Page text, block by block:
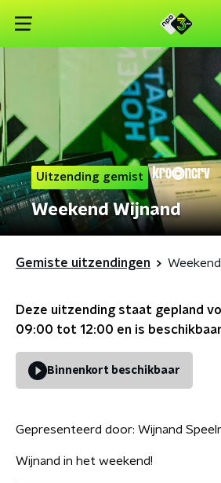
Uitzending gemist
Weekend Wijnand
Gemiste uitzendingen
Deze uitzending staat gepland
09:00 tot 12:00 en is
Binnenkort beschikbaar
Gepresenteerd door: Wijnand
Wijnand in het weekend!